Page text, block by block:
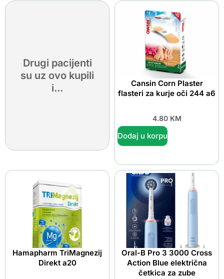
Drugi pacijenti
su uz ovo kupili
i...
Cansin Corn Plaster
flasteri za kurje oči 244 a6
4.80 KM
Dodaj u korpu
Hamapharm TriMagnezij
Direkt a20
Oral-B Pro 3 3000 Cross
Action Blue električna
četkica za zube